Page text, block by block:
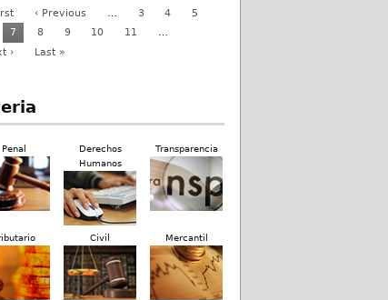
‹ Previous … 3 4
5
7 8 9 10 11
…
›
Last »
Penal
Derechos
Humanos
Transparencia
Civil Mercantil